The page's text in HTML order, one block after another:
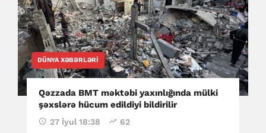
DÜNYA XƏBƏRLƏRI
Qəzzada BMT məktəbi yaxınlığında mülki
şəxslərə hücum edildiyi bildirilir
27 İyul 18:38 62